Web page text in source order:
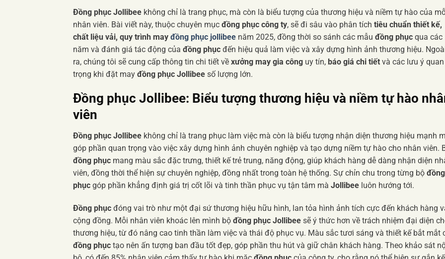
Đồng phục Jollibee không chỉ là trang phục, mà còn là biểu tượng của thương hiệu và niềm tự hào của
nhân viên. Bài viết này, thuộc chuyên mục đồng phục công ty, sẽ đi sâu vào phân tích tiêu chuẩn thiết kế,
chất liệu vải, quy trình may đồng phục jollibee năm 2025, đồng thời so sánh các mẫu đồng phục qua các
năm và đánh giá tác động của đồng phục đến hiệu quả làm việc và xây dựng hình ảnh thương hiệu.
ra, chúng tôi sẽ cung cấp thông tin chi tiết về xưởng may gia công uy tín, báo giá chi tiết và các lưu ý quan
trọng khi đặt may đồng phục Jollibee số lượng lớn.
Đồng phục Jollibee: Biểu tượng thương hiệu và niềm tự hào
viên
Đồng phục Jollibee không chỉ là trang phục làm việc mà còn là biểu tượng nhận diện thương hiệu mạnh
góp phần quan trọng vào việc xây dựng hình ảnh chuyên nghiệp và tạo dựng niềm tự hào cho nhân viên.
đồng phục mang màu sắc đặc trưng, thiết kế trẻ trung, năng động, giúp khách hàng dễ dàng nhận diện
viên, đồng thời thể hiện sự chuyên nghiệp, đồng nhất trong toàn hệ thống. Sự chỉn chu trong từng bộ đồng
phục góp phần khẳng định giá trị cốt lõi và tinh thần phục vụ tận tâm mà Jollibee luôn hướng tới.
Đồng phục đóng vai trò như một đại sứ thương hiệu hữu hình, lan tỏa hình ảnh tích cực đến khách hàng
cộng đồng. Mỗi nhân viên khoác lên mình bộ đồng phục Jollibee sẽ ý thức hơn về trách nhiệm đại diện
thương hiệu, từ đó nâng cao tinh thần làm việc và thái độ phục vụ. Màu sắc tươi sáng và thiết kế bắt mắt
đồng phục tạo nên ấn tượng ban đầu tốt đẹp, góp phần thu hút và giữ chân khách hàng. Theo khảo sát